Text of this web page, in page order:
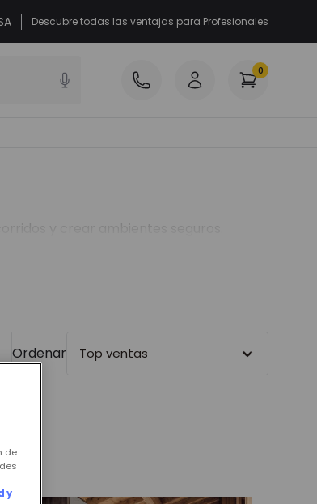
Descubre todas las ventajas para Profesionales
0
y crear ambientes seguros.
Ordenar Top ventas
de
y